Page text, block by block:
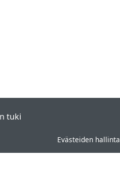
tuki
Evästeiden hallinta